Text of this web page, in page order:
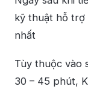
kỹ thuật hỗ trợ
nhất
Tùy thuộc vào
30 – 45 phút,